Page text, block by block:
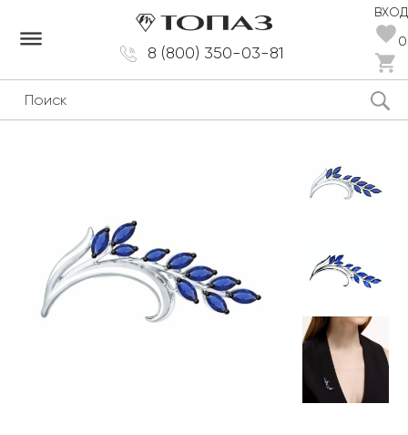
8 (800) 350-03-81
ВХОД
0
dehaze